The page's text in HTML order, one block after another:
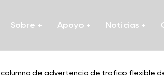
Sobre + Apoyo + Noticias +
columna de advertencia de tráfico flexible